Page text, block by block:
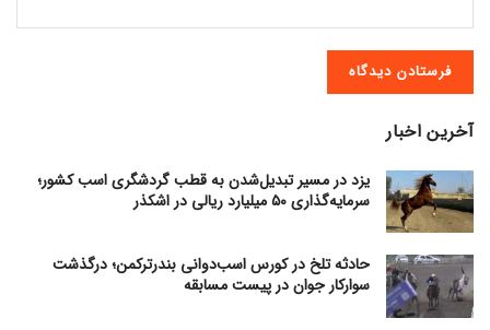
آخرین اخبار
یزد در مسیر تبدیل‌شدن به قطب گردشگری اسب کشور؛
سرمایه‌گذاری ۵۰ میلیارد ریالی در اشکذر
حادثه تلخ در کورس اسب‌دوانی بندرترکمن؛ درگذشت
سوارکار جوان در پیست مسابقه